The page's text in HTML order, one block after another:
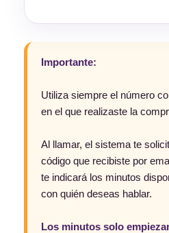
Importante:
Utiliza siempre el número
en el que realizaste la
Al llamar, el sistema te
código que recibiste por
te indicará los minutos
con quién deseas hablar.
Los minutos solo